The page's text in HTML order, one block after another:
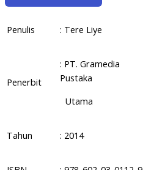
Penulis : Tere Liye
Penerbit
: PT. Gramedia
Pustaka
Utama
Tahun : 2014